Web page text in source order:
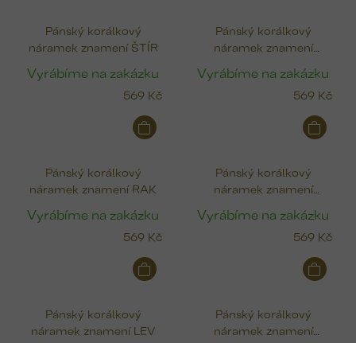
Pánský korálkový
náramek znamení ŠTÍR
Vyrábíme na zakázku
569 Kč
Pánský korálkový
náramek znamení
Vyrábíme na zakázku
569 Kč
Pánský korálkový
náramek znamení RAK
Vyrábíme na zakázku
569 Kč
Pánský korálkový
náramek znamení
Vyrábíme na zakázku
569 Kč
Pánský korálkový
náramek znamení LEV
Pánský korálkový
náramek znamení